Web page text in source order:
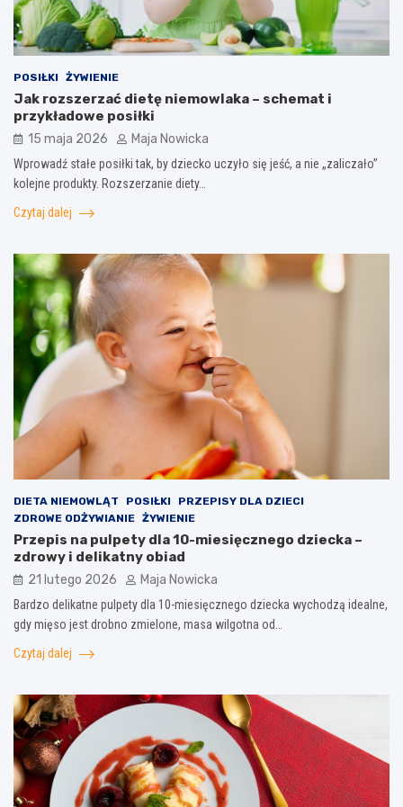
POSIŁKI ŻYWIENIE
Jak rozszerzać dietę niemowlaka – schemat i
przykładowe posiłki
15 maja 2026 Maja Nowicka
Wprowadź stałe posiłki tak, by dziecko uczyło się jeść, a nie „zaliczało”
kolejne produkty. Rozszerzanie diety…
Czytaj dalej
DIETA NIEMOWLĄT POSIŁKI
PRZEPISY DLA DZIECI
ZDROWE ODŻYWIANIE ŻYWIENIE
Przepis na pulpety dla 10-miesięcznego dziecka –
zdrowy i delikatny obiad
21 lutego 2026 Maja Nowicka
Bardzo delikatne pulpety dla 10-miesięcznego dziecka wychodzą idealne,
gdy mięso jest drobno zmielone, masa wilgotna od…
Czytaj dalej